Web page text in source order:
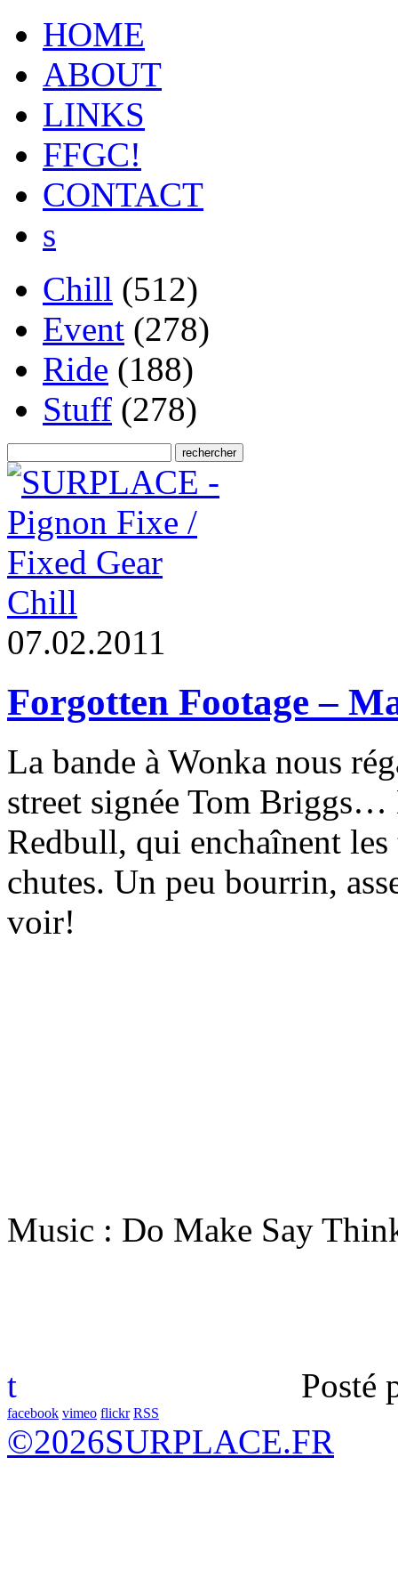
HOME
ABOUT
LINKS
FFGC!
CONTACT
s
Chill (512)
Event (278)
Ride (188)
Stuff (278)
Chill
07.02.2011
Forgotten Footage –
La bande à Wonka nous
street signée Tom Briggs…
Redbull, qui enchaînent
chutes. Un peu bourrin,
voir!
Music : Do Make Say
t Posté
facebook vimeo flickr RSS
©2026SURPLACE.FR